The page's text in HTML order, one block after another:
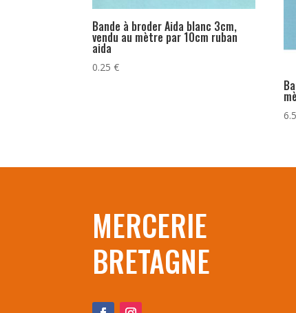
Bande à broder Aida blanc 3cm,
vendu au mètre par 10cm ruban
aida
0.25€
MERCERIE
BRETAGNE